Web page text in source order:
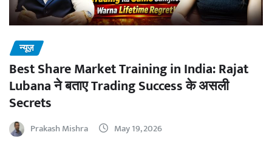
न्यूज़
Best Share Market Training in India: Rajat
Lubana ने बताए Trading Success के असली
Secrets
Prakash Mishra May 19, 2026